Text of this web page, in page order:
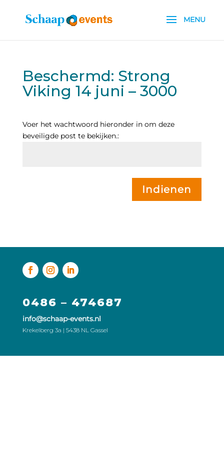
Beschermd: Strong
Viking 14 juni – 3000
Voer het wachtwoord hieronder in om deze
beveiligde post te bekijken.:
Indienen
0486 – 474687
info@schaap-events.nl
Krekelberg 3a | 5438 NL Gassel